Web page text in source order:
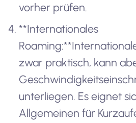
vorher prüfen.
**Internationales
zwar praktisch, kann
unterliegen. Es eignet
Allgemeinen für